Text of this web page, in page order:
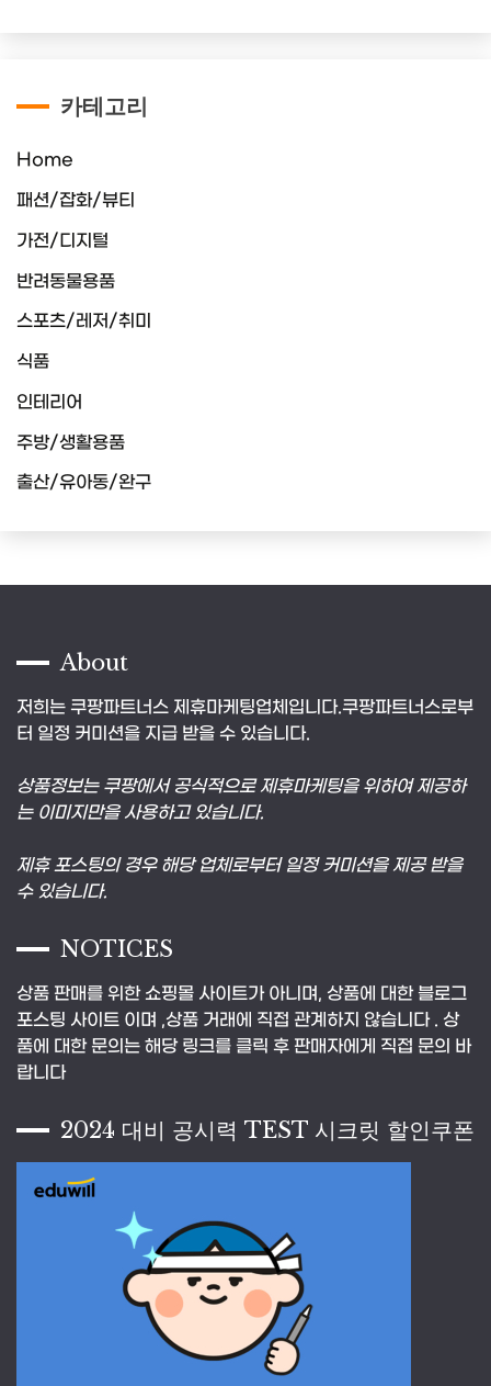
카테고리
Home
패션/잡화/뷰티
가전/디지털
반려동물용품
스포츠/레저/취미
식품
인테리어
주방/생활용품
출산/유아동/완구
About
저희는 쿠팡파트너스 제휴마케팅업체입니다.쿠팡파트너스로부
터 일정 커미션을 지급 받을 수 있습니다.
상품정보는 쿠팡에서 공식적으로 제휴마케팅을 위하여 제공하
는 이미지만을 사용하고 있습니다.
제휴 포스팅의 경우 해당 업체로부터 일정 커미션을 제공 받을
수 있습니다.
NOTICES
상품 판매를 위한 쇼핑몰 사이트가 아니며, 상품에 대한 블로그
포스팅 사이트 이며 ,상품 거래에 직접 관계하지 않습니다 . 상
품에 대한 문의는 해당 링크를 클릭 후 판매자에게 직접 문의 바
랍니다
2024 대비 공시력 TEST 시크릿 할인쿠폰